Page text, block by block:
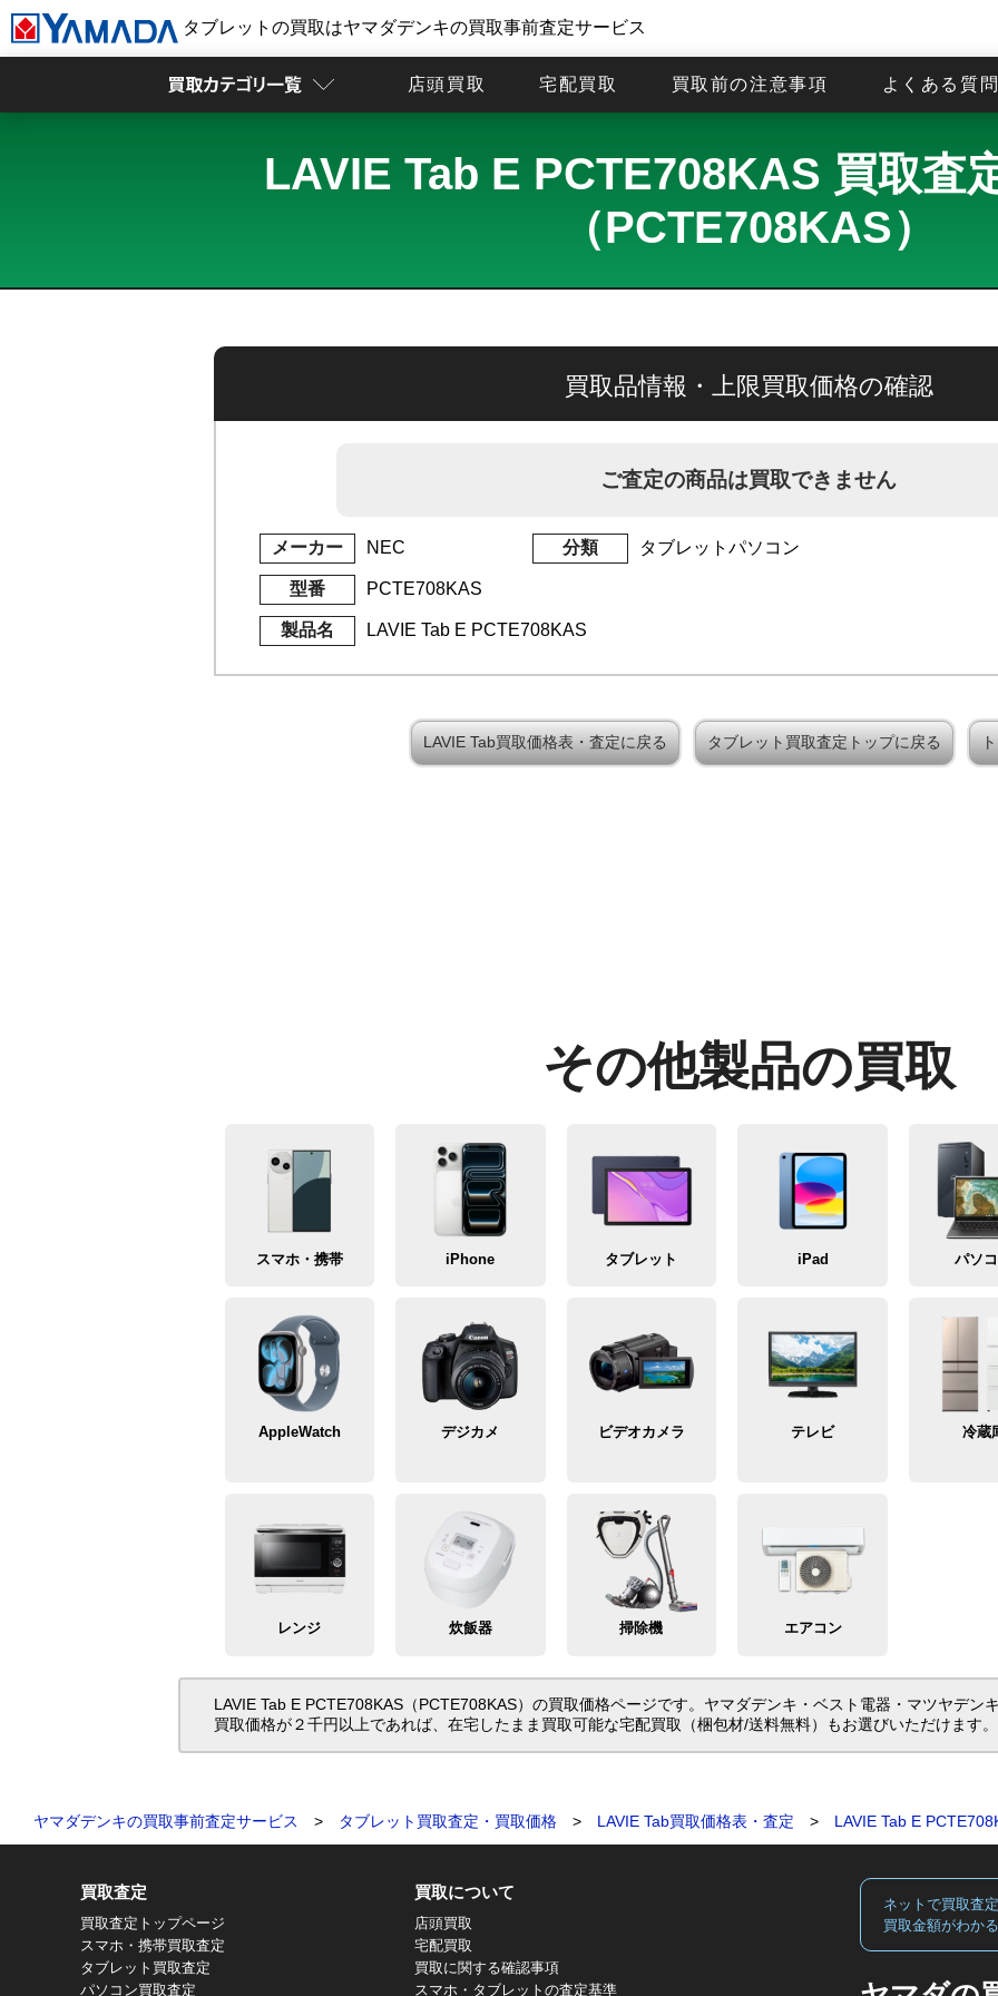
タブレットの買取はヤマダデンキの買取事前査定サービス
店頭買取 宅配買取 買取前の注意事項 よくある質問
LAVIE Tab E PCTE708KAS 買取査
（PCTE708KAS）
買取品情報・上限買取価格の確認
ご査定の商品は買取できません
メーカー NEC 分類 タブレットパソコン
型番 PCTE708KAS
製品名 LAVIE Tab E PCTE708KAS
LAVIE Tab買取価格表・査定に戻る タブレット買取査定トップに戻る
その他製品の買取
スマホ・携帯 iPhone タブレット iPad パソ
AppleWatch デジカメ ビデオカメラ テレビ 冷蔵
レンジ 炊飯器 掃除機 エアコン
LAVIE Tab E PCTE708KAS（PCTE708KAS）の買取価格ページです。ヤマダデンキ・ベスト電器・マツヤデン
買取価格が２千円以上であれば、在宅したまま買取可能な宅配買取（梱包材/送料無料）もお選びいただけます。
ヤマダデンキの買取事前査定サービス > タブレット買取査定・買取価格 > LAVIE Tab買取価格表・査定 > LAVIE Tab E
買取査定
買取査定トップページ
スマホ・携帯買取査定
タブレット買取査定
パソコン買取査定
買取について
店頭買取
宅配買取
買取に関する確認事項
スマホ・タブレットの査定基準
ネットで買取査定
買取金額がわかる